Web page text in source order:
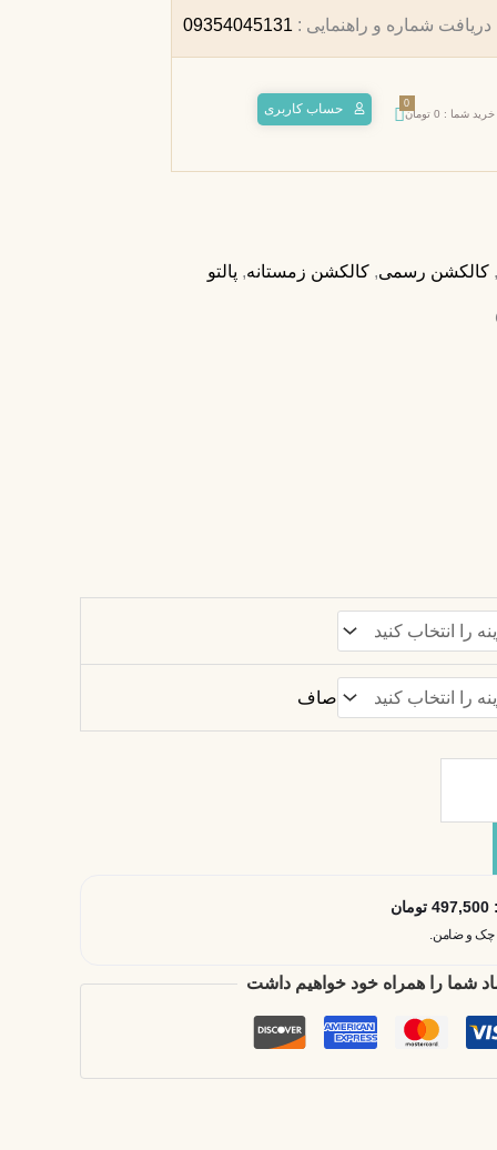
شماره و راهنمایی : 09354045131
شما : 0 تومان
0 حساب کاربری
, کالکشن رسمی, کالکشن زمستانه, پالتو
صاف
497,500 تومان
شما را همراه خود خواهیم داشت